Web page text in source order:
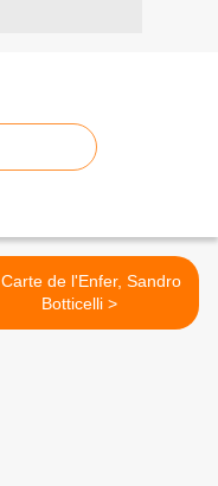
de l'Enfer, Sandro
Botticelli >